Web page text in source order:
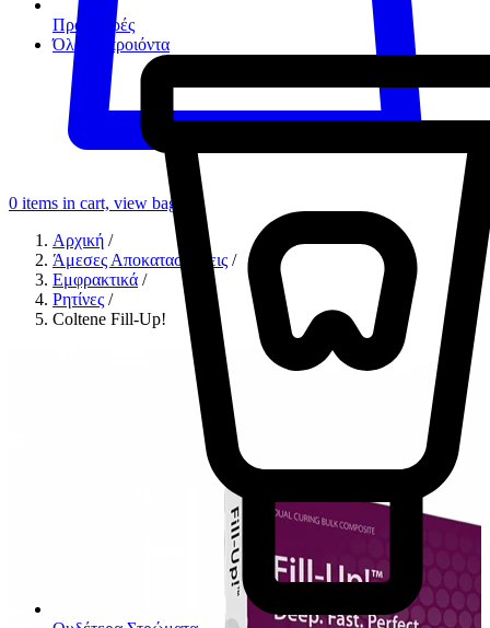
Προσφορές
Όλα τα προιόντα
0 items in cart, view bag
Αρχική /
Άμεσες Αποκαταστάσεις /
Εμφρακτικά /
Ρητίνες /
Coltene Fill-Up!